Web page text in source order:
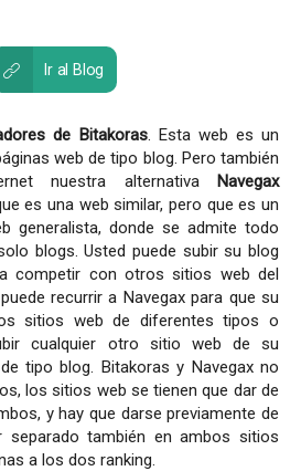
Ir al Blog
de Bitakoras. Esta web es un
web de tipo blog. Pero también
nuestra alternativa Navegax
es una web similar, pero que es un
generalista, donde se admite todo
blogs. Usted puede subir su blog
competir con otros sitios web del
recurrir a Navegax para que su
sitios web de diferentes tipos o
cualquier otro sitio web de su
tipo blog. Bitakoras y Navegax no
los sitios web se tienen que dar de
y hay que darse previamente de
también en ambos sitios
a los dos ranking.